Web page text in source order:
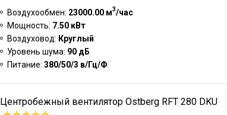
Воздухообмен: 23000.00 м3/час
Мощность: 7.50 кВт
Воздуховод: Круглый
Уровень шума: 90 дБ
Питание: 380/50/3 в/Гц/Ф
Центробежный вентилятор Ostberg RFT 280 DKU